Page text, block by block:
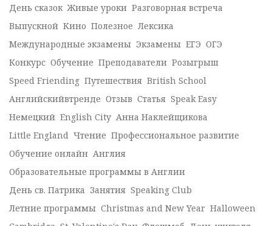
День сказок Живые уроки Разговорная встреча
Выпускной Кино Полезное Лексика
Международные экзамены Экзамены ЕГЭ ОГЭ
Конкурс Обучение Преподаватели Розыгрыш
Speed Friending Путешествия British School
Английскийвтренде Отзыв Статья Speak Easy
Немецкий English City Анна Наклейщикова
Little England Чтение Профессиональное развитие
Обучение онлайн Англия
Образовательные программы в Англии
День св. Патрика Занятия Speaking Club
Летние программы Christmas and New Year Halloween